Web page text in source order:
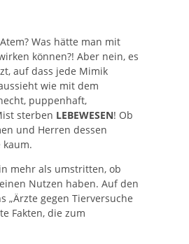
Was hätte man mit
können?! Aber nein, es
auf dass jede Mimik
wie mit dem
puppenhaft,
sterben LEBEWESEN! Ob
und Herren dessen
kaum.
mehr als umstritten, ob
Nutzen haben. Auf den
„Ärzte gegen Tierversuche
Fakten, die zum